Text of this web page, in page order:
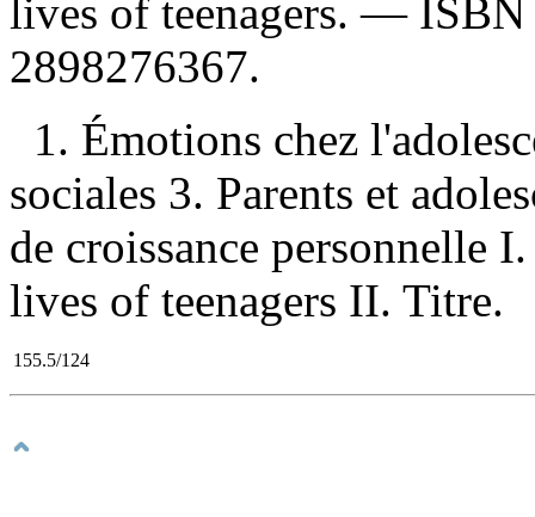
lives of teenagers. —
2898276367.
1. Émotions chez
sociales 3. Parents et
de croissance personnelle
lives of teenagers II. Titre.
155.5/124